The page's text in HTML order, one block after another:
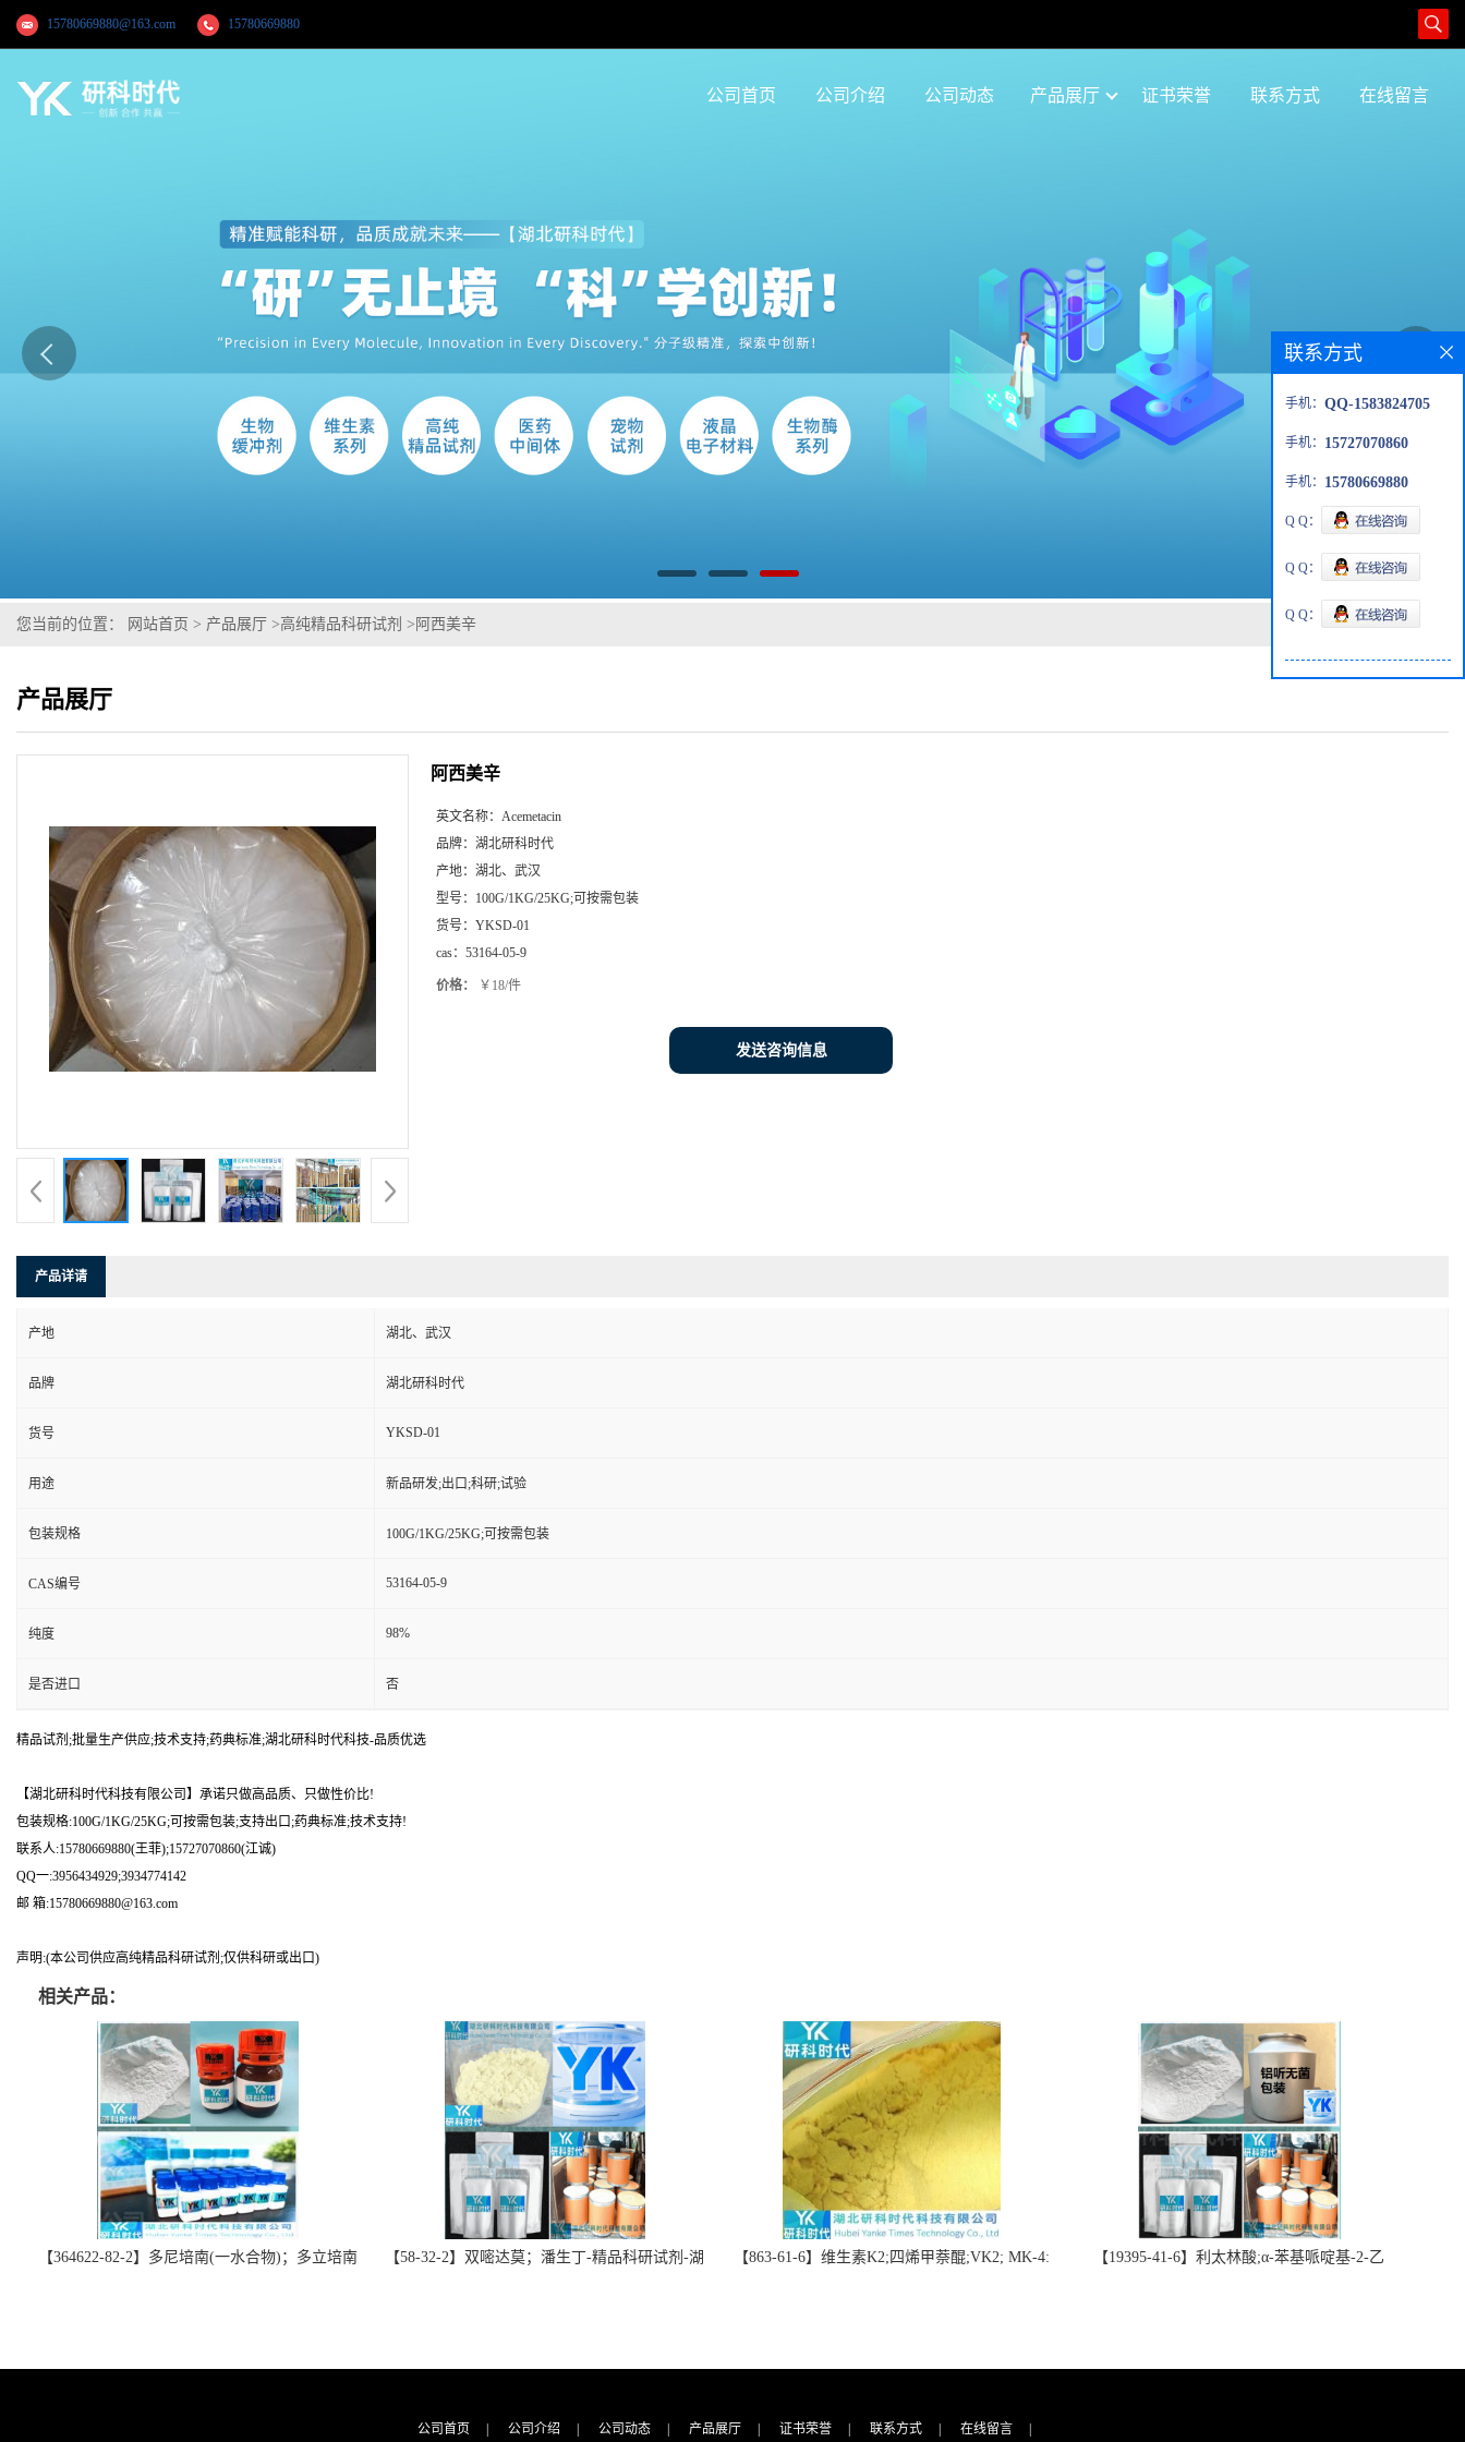
15780669880@163.com 15780669880
公司首页 公司介绍 公司动态 产品展厅 证书荣誉 联系方式 在线留言
您当前的位置： 网站首页 > 产品展厅 >高纯精品科研试剂 > 阿西美辛
产品展厅
阿西美辛
英文名称： Acemetacin
品牌： 湖北研科时代
产地： 湖北、武汉
型号： 100G/1KG/25KG;可按需包装
货号： YKSD-01
cas： 53164-05-9
价格： ￥18/件
发送咨询信息
产品详请
产地 湖北、武汉
品牌 湖北研科时代
货号 YKSD-01
用途 新品研发;出口;科研;试验
包装规格 100G/1KG/25KG;可按需包装
CAS编号 53164-05-9
纯度 98%
是否进口 否
精品试剂;批量生产供应;技术支持;药典标准;湖北研科时代科技-品质优选
【湖北研科时代科技有限公司】承诺只做高品质、只做性价比!
包装规格:100G/1KG/25KG;可按需包装;支持出口;药典标准;技术支持!
联系人:15780669880(王菲);15727070860(江诚)
QQ一:3956434929;3934774142
邮 箱:15780669880@163.com
声明:(本公司供应高纯精品科研试剂;仅供科研或出口)
相关产品：
【364622-82-2】多尼培南(一水合物)；多立培南
【58-32-2】双嘧达莫；潘生丁-精品科研试剂-湖
【863-61-6】维生素K2;四烯甲萘醌;VK2; MK-4:
【19395-41-6】利太林酸;α-苯基哌啶基-2-乙
联系方式
手机： QQ-1583824705
手机： 15727070860
手机： 15780669880
Q Q：
Q Q：
Q Q：
公司首页 公司介绍 公司动态 产品展厅 证书荣誉 联系方式 在线留言